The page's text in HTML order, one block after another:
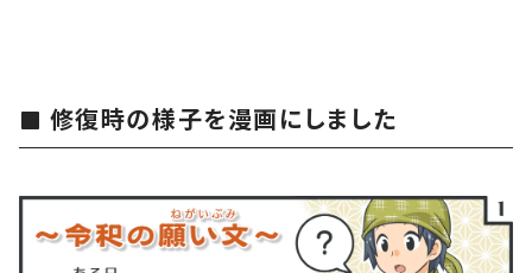
修復時の様子を漫画にしました